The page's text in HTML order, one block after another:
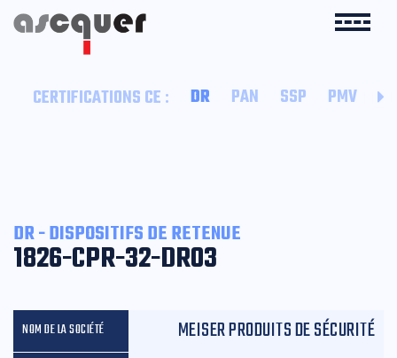
CERTIFICATIONS CE : DR PAN SSP PMV
DR - DISPOSITIFS DE RETENUE
1826-CPR-32-DR03
MEISER PRODUITS DE SÉCURITÉ